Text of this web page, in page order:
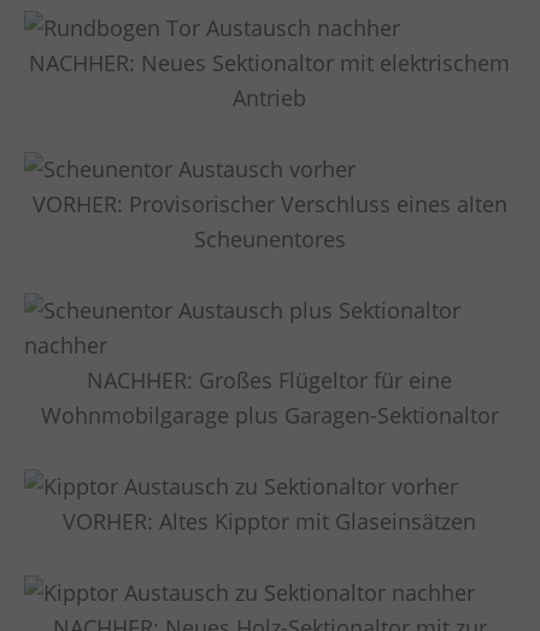
NACHHER: Neues Sektionaltor mit elektrischem
Antrieb
VORHER: Provisorischer Verschluss eines alten
Scheunentores
NACHHER: Großes Flügeltor für eine
Wohnmobilgarage plus Garagen-Sektionaltor
VORHER: Altes Kipptor mit Glaseinsätzen